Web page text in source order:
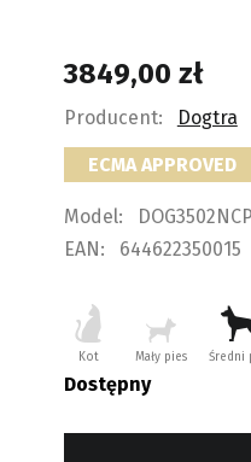
Producent: Dogtra
ECMA APPROVED
Model:
DOG3502NCP
EAN:
644622350015
Kot Mały pies Średni
3849,00 zł
Dostępny